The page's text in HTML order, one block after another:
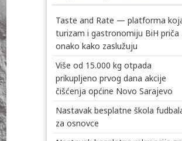
Taste and Rate — platforma
turizam i gastronomiju BiH priča
onako kako zaslužuju
Više od 15.000 kg otpada
prikupljeno prvog dana akcije
čišćenja općine Novo Sarajevo
Nastavak besplatne škola
za osnovce